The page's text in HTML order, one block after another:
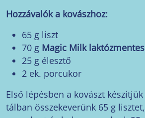
Hozzávalók a kovászhoz:
65 g liszt
70 g Magic Milk
25 g élesztő
2 ek. porcukor
Első lépésben a kovászt
tálban összekeverünk 65 g